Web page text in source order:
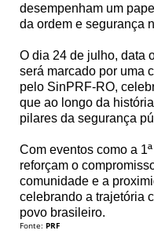
desempenham um
da ordem e segurança
O dia 24 de julho, data
será marcado por uma
pelo SinPRF-RO,
que ao longo da
pilares da segurança
Com eventos como a
reforçam o
comunidade e a
celebrando a trajetória
povo brasileiro.
Fonte: PRF